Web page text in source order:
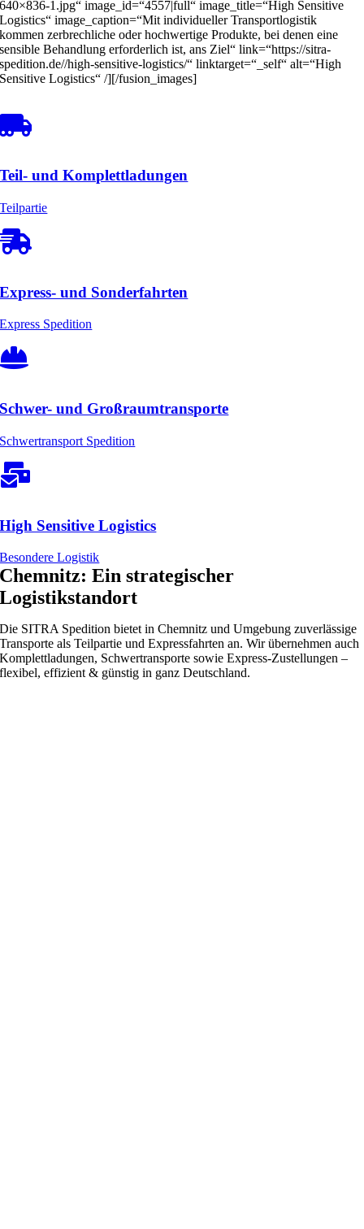
640×836-1.jpg“ image_id=“4557|full“ image_title=“High Sensitive
Logistics“ image_caption=“Mit individueller Transportlogistik
kommen zerbrechliche oder hochwertige Produkte, bei denen eine
sensible Behandlung erforderlich ist, ans Ziel“ link=“https://sitra-
spedition.de//high-sensitive-logistics/“ linktarget=“_self“ alt=“High
Sensitive Logistics“ /][/fusion_images]
Teil- und Komplettladungen
Teilpartie
Express- und Sonderfahrten
Express Spedition
Schwer- und Großraumtransporte
Schwertransport Spedition
High Sensitive Logistics
Besondere Logistik
Chemnitz: Ein strategischer
Logistikstandort
Die SITRA Spedition bietet in Chemnitz und Umgebung zuverlässige
Transporte als Teilpartie und Expressfahrten an. Wir übernehmen auch
Komplettladungen, Schwertransporte sowie Express-Zustellungen –
flexibel, effizient & günstig in ganz Deutschland.